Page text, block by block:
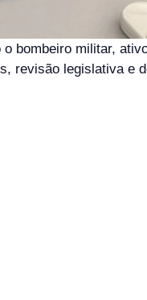
bombeiro militar,
revisão legislativa e